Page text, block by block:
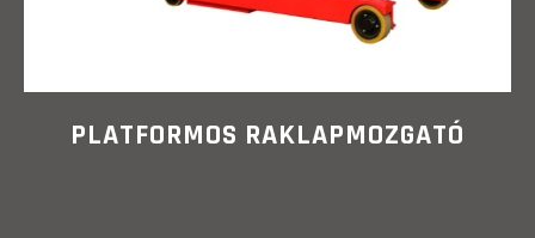
PLATFORMOS RAKLAPMOZGATÓ